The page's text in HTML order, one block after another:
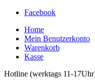
Facebook
Home
Mein Benutzerkonto
Warenkorb
Kasse
Hotline (werktags 11-